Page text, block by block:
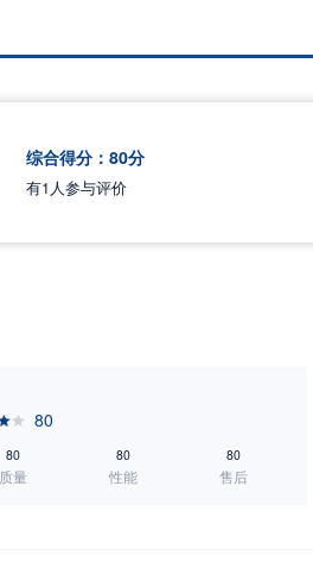
综合得分：80分
有1 人参与评价
80
80
质量
80
性能
80
售后